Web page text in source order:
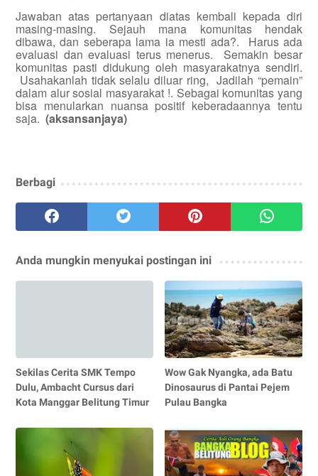
Jawaban atas pertanyaan diatas kembali kepada diri
masing-masing. Sejauh mana komunitas hendak
dibawa, dan seberapa lama ia mesti ada?. Harus ada
evaluasi dan evaluasi terus menerus. Semakin besar
komunitas pasti didukung oleh masyarakatnya sendiri.
Usahakanlah tidak selalu diluar ring, Jadilah “pemain”
dalam alur sosial masyarakat !. Sebagai komunitas yang
bisa menularkan nuansa positif keberadaannya tentu
saja. (aksansanjaya)
Berbagi
Anda mungkin menyukai postingan ini
Sekilas Cerita SMK Tempo
Dulu, Ambacht Cursus dari
Kota Manggar Belitung Timur
Wow Gak Nyangka, ada Batu
Dinosaurus di Pantai Pejem
Pulau Bangka